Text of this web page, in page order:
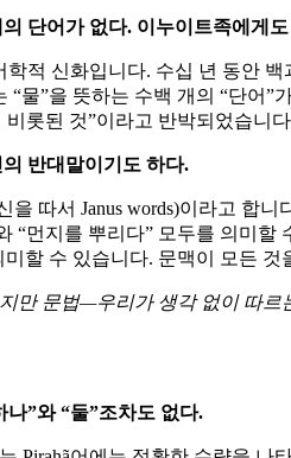
단어가 없다. 이누이트족에게
적 신화입니다. 수십 년 동안
물”을 뜻하는 수백 개의 “단어”
롯된 것”이라고 반박되었습니
반대말이기도 하다.
을 따서 Janus words)이라고 합니
“먼지를 뿌리다” 모두를 의미할
할 수 있습니다. 문맥이 모든 것
만 문법—우리가 생각 없이 따
”와 “둘”조차도 없다.